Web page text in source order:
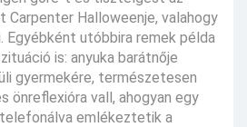
Carpenter Halloweenje, valahogy
Egyébként utóbbira remek példa
is: anyuka barátnője
gyermekére, természetesen
önreflexióra vall, ahogyan egy
emlékeztetik a